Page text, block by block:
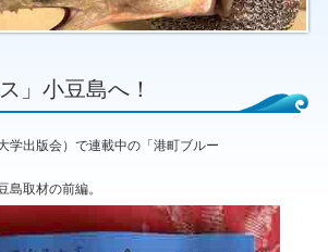
」小豆島へ！
学出版会）で連載中の「港町ブルー
島取材の前編。